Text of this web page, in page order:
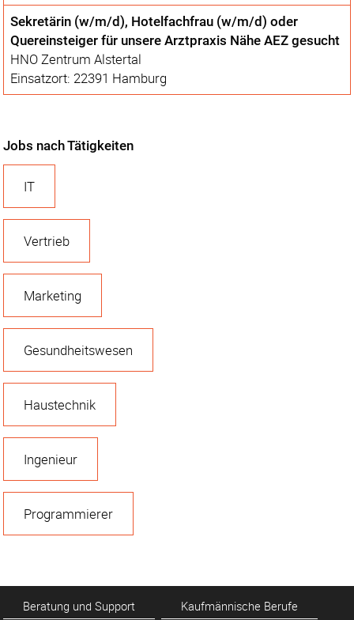
Sekretärin (w/m/d), Hotelfachfrau (w/m/d) oder
Quereinsteiger für unsere Arztpraxis Nähe AEZ gesucht
HNO Zentrum Alstertal
Einsatzort: 22391 Hamburg
Jobs nach Tätigkeiten
IT
Vertrieb
Marketing
Gesundheitswesen
Haustechnik
Ingenieur
Programmierer
Beratung und Support Kaufmännische Berufe